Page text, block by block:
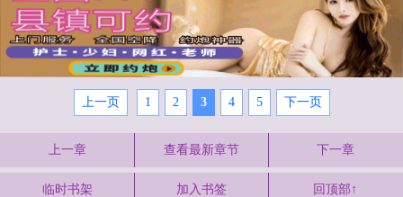
上一页 1 2 3 4 5 下一页
上一章 查看最新章节 下一章
临时书架 加入书签 回顶部↑